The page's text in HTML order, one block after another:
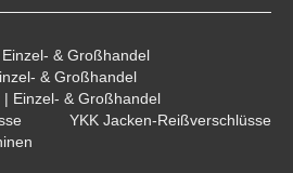
& Großhandel
& Großhandel
Einzel- & Großhandel
YKK Jacken-Reißverschlüsse